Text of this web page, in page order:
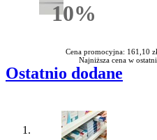
10%Rabatu
Cena promocyjna: 161,10
Najniższa cena w
Ostatnio dodane